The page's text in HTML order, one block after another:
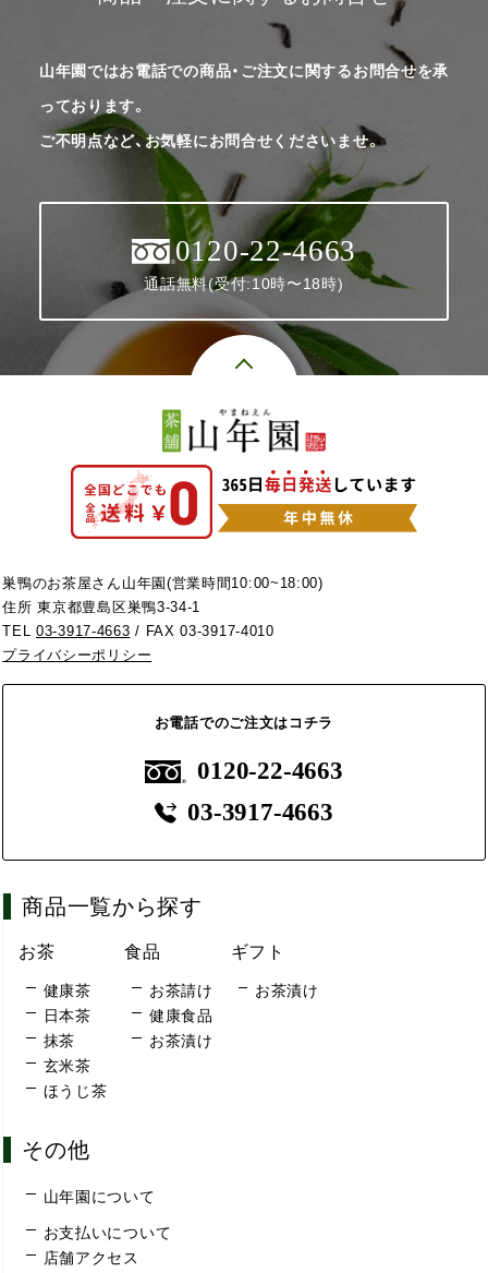
山年園ではお電話での商品・ご注文に関するお問合せを承
っております。
ご不明点など、お気軽にお問合せくださいませ。
0120-22-4663
通話無料(受付:10時〜18時)
巣鴨のお茶屋さん山年園(営業時間10:00~18:00)
住所 東京都豊島区巣鴨3-34-1
TEL03-3917-4663 / FAX 03-3917-4010
プライバシーポリシー
お電話でのご注文はコチラ
0120-22-4663
03-3917-4663
商品一覧から探す
お茶
健康茶
日本茶
抹茶
玄米茶
ほうじ茶
食品
お茶請け
健康食品
お茶漬け
ギフト
お茶漬け
その他
山年園について
お支払いについて
店舗アクセス